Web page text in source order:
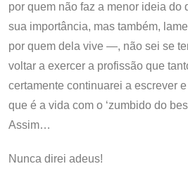
por quem não faz a menor ideia do
sua importância, mas também,
por quem dela vive —, não sei se
voltar a exercer a profissão que
certamente continuarei a escrever
que é a vida com o ‘zumbido do
Assim…
Nunca direi adeus!